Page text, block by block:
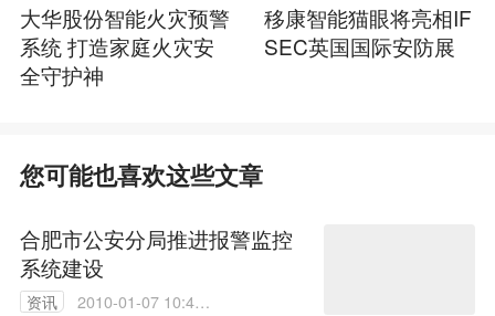
大华股份智能火灾预警
系统 打造家庭火灾安
全守护神
移康智能猫眼将亮相IF
SEC英国国际安防展
您可能也喜欢这些文章
合肥市公安分局推进报警监控
系统建设
资讯
2010-01-07 10:44: